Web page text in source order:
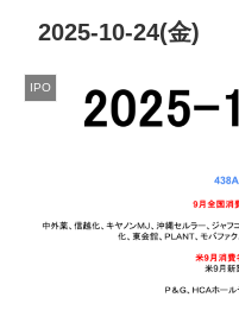
2025-10-24(金)
IPO